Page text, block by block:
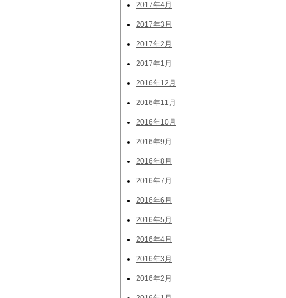
2017年4月
2017年3月
2017年2月
2017年1月
2016年12月
2016年11月
2016年10月
2016年9月
2016年8月
2016年7月
2016年6月
2016年5月
2016年4月
2016年3月
2016年2月